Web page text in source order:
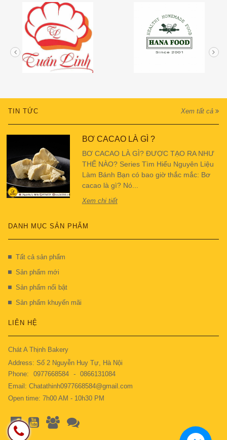
TIN TỨC Xem tất cả
BƠ CACAO LÀ GÌ ?
BƠ CACAO LÀ GÌ? ĐƯỢC TẠO RA NHƯ
THẾ NÀO? Series Tìm Hiểu Nguyên Liệu
Làm Bánh Bạn có bao giờ thắc mắc: Bơ
cacao là gì? Nó...
Xem chi tiết
DANH MỤC SẢN PHẨM
Tất cả sản phẩm
Sản phẩm mới
Sản phẩm nổi bật
Sản phẩm khuyến mãi
LIÊN HỆ
Chát A Thịnh Bakery
Address: Số 2 Nguyễn Huy Tự, Hà Nội
Phone:
0977668584 -
0866131084
Email: Chatathinh0977668584@gmail.com
Open time: 7h00 AM - 10h30 PM